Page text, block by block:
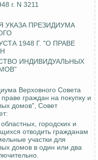
г. N 3211
УКАЗА ПРЕЗИДИУМА
1948 Г. "О ПРАВЕ
ИНДИВИДУАЛЬНЫХ
Верховного Совета
граждан на покупку и
домов", Совет
городских и
отводить гражданам
участки для
домов в один или два